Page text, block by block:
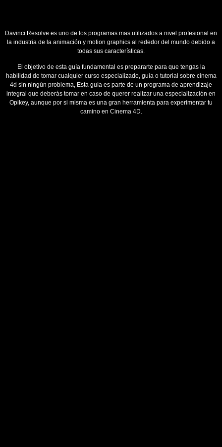
Davinci Resolve es uno de los programas mas utilizados a nivel profesional en
la industria de la animación y motion graphics al rededor del mundo debido a
todas sus características.
El objetivo de esta guía fundamental es prepararte para que tengas la
habilidad de tomar cualquier curso especializado, guía o tutorial sobre cinema
4d sin ningún problema, Esta guía es parte de un programa de aprendizaje
integral que deberás tomar en caso de querer realizar una especialización en
Opikey, aunque por si misma es una gran herramienta para experimentar tu
camino en Cinema 4D.